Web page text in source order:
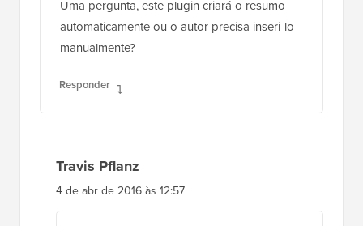
Uma pergunta, este plugin criará o resumo
automaticamente ou o autor precisa inseri-lo
manualmente?
Responder
Travis Pflanz
4 de abr de 2016 às 12:57